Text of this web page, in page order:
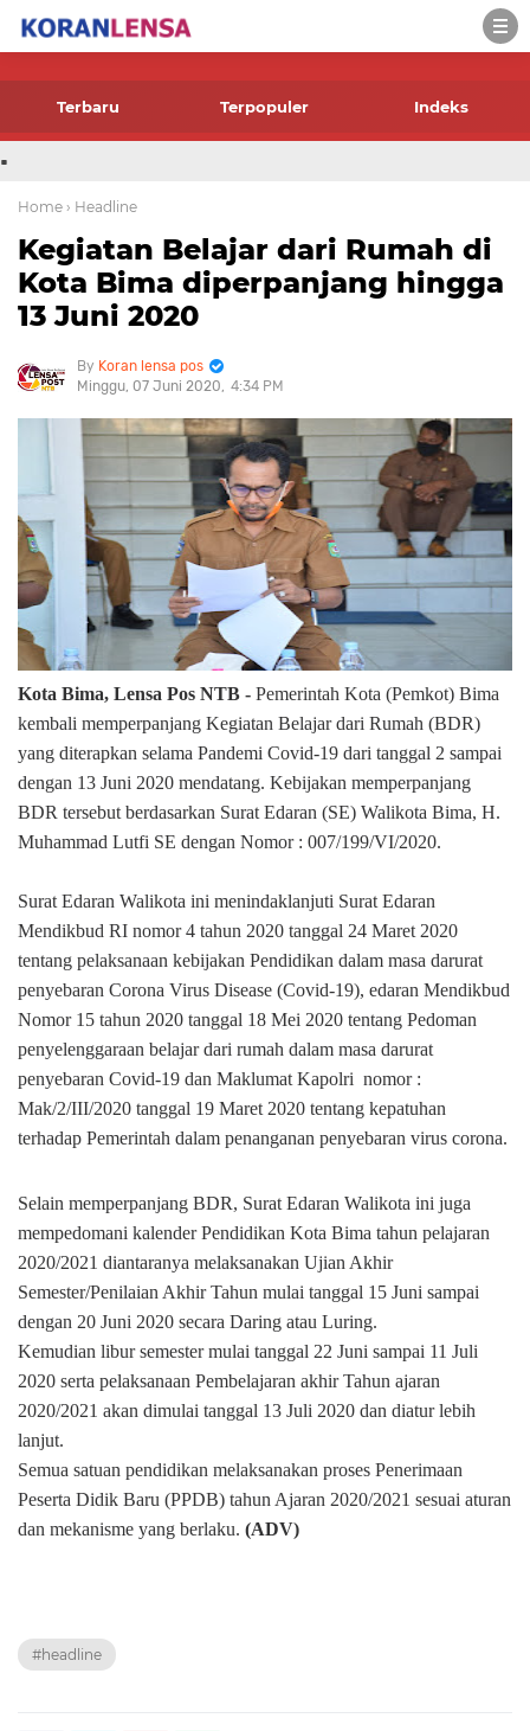
-->
Terbaru Terpopuler Indeks
.
Home › Headline
Kegiatan Belajar dari Rumah di
Kota Bima diperpanjang hingga
13 Juni 2020
Koran lensa pos
Minggu, 07 Juni 2020
4:34 PM
Kota Bima, Lensa Pos NTB - Pemerintah Kota (Pemkot) Bima
kembali memperpanjang Kegiatan Belajar dari Rumah (BDR)
yang diterapkan selama Pandemi Covid-19 dari tanggal 2 sampai
dengan 13 Juni 2020 mendatang. Kebijakan memperpanjang
BDR tersebut berdasarkan Surat Edaran (SE) Walikota Bima, H.
Muhammad Lutfi SE dengan Nomor : 007/199/VI/2020.
Surat Edaran Walikota ini menindaklanjuti Surat Edaran
Mendikbud RI nomor 4 tahun 2020 tanggal 24 Maret 2020
tentang pelaksanaan kebijakan Pendidikan dalam masa darurat
penyebaran Corona Virus Disease (Covid-19), edaran Mendikbud
Nomor 15 tahun 2020 tanggal 18 Mei 2020 tentang Pedoman
penyelenggaraan belajar dari rumah dalam masa darurat
penyebaran Covid-19 dan Maklumat Kapolri nomor :
Mak/2/III/2020 tanggal 19 Maret 2020 tentang kepatuhan
terhadap Pemerintah dalam penanganan penyebaran virus corona.
Selain memperpanjang BDR, Surat Edaran Walikota ini juga
mempedomani kalender Pendidikan Kota Bima tahun pelajaran
2020/2021 diantaranya melaksanakan Ujian Akhir
Semester/Penilaian Akhir Tahun mulai tanggal 15 Juni sampai
dengan 20 Juni 2020 secara Daring atau Luring.
Kemudian libur semester mulai tanggal 22 Juni sampai 11 Juli
2020 serta pelaksanaan Pembelajaran akhir Tahun ajaran
2020/2021 akan dimulai tanggal 13 Juli 2020 dan diatur lebih
lanjut.
Semua satuan pendidikan melaksanakan proses Penerimaan
Peserta Didik Baru (PPDB) tahun Ajaran 2020/2021 sesuai aturan
dan mekanisme yang berlaku. (ADV)
#headline